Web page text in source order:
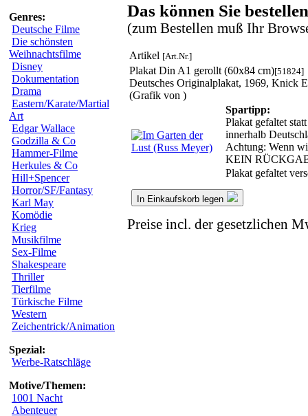
Genres:
Deutsche Filme
Die schönsten
Weihnachtsfilme
Disney
Dokumentation
Drama
Eastern/Karate/Martial
Art
Edgar Wallace
Godzilla & Co
Hammer-Filme
Herkules & Co
Hill+Spencer
Horror/SF/Fantasy
Karl May
Komödie
Krieg
Musikfilme
Sex-Filme
Shakespeare
Thriller
Tierfilme
Türkische Filme
Western
Zeichentrick/Animation
Spezial:
Werbe-Ratschläge
Motive/Themen:
1001 Nacht
Abenteuer
Das können Sie
(zum Bestellen muß Ihr
Artikel [Art.Nr.]
Plakat Din A1 gerollt (60x84 cm)[51824]
Deutsches Originalplakat, 1969, Knick
(Grafik von )
Spartipp:
Plakat gefaltet
innerhalb
Achtung: Wenn
KEIN
Plakat gefaltet
In Einkaufskorb legen
Preise incl. der gesetzlichen